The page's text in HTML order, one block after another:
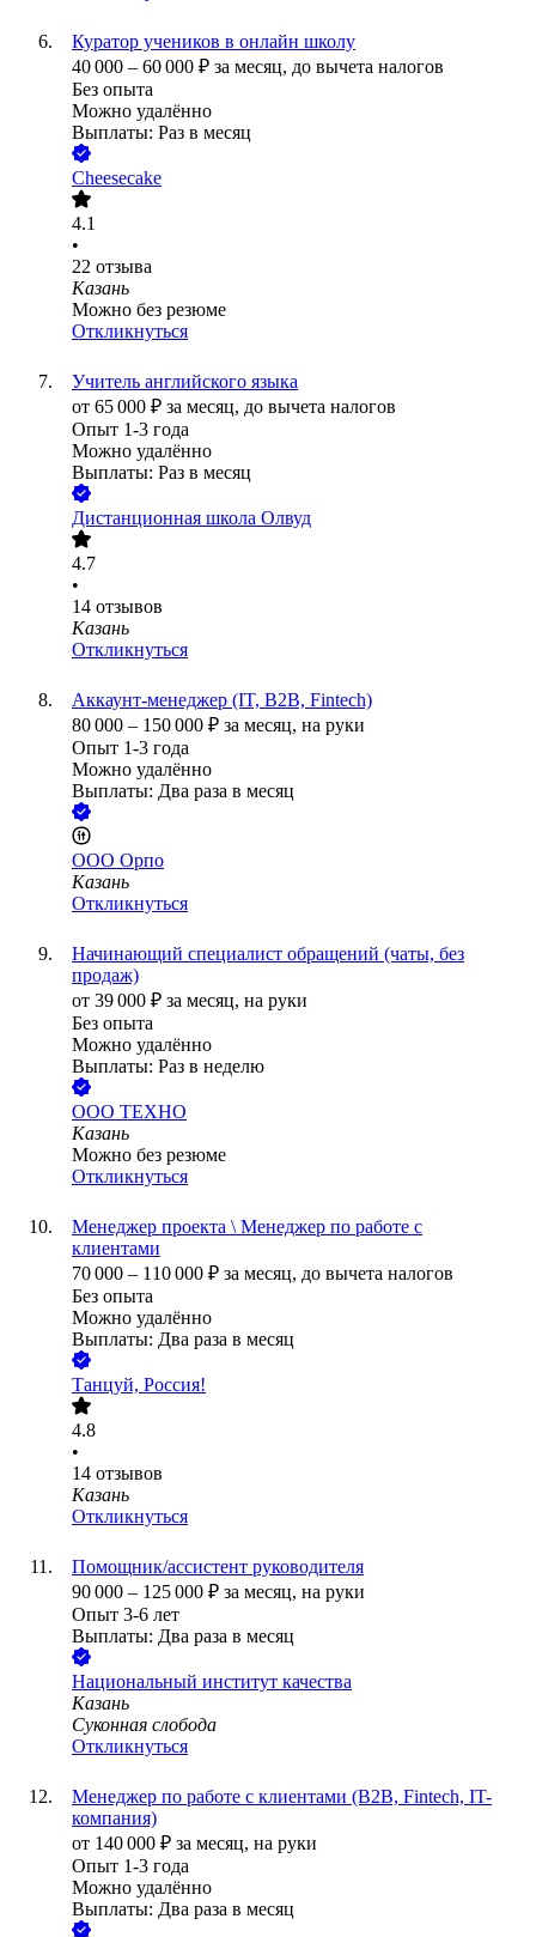
Куратор учеников в онлайн школу
40 000 – 60 000 ₽ за месяц, до вычета налогов
Без опыта
Можно удалённо
Выплаты: Раз в месяц
Cheesecake
4.1
•
22 отзыва
Казань
Можно без резюме
Откликнуться
Учитель английского языка
от 65 000 ₽ за месяц, до вычета налогов
Опыт 1-3 года
Можно удалённо
Выплаты: Раз в месяц
Дистанционная школа Олвуд
4.7
•
14 отзывов
Казань
Откликнуться
Аккаунт-менеджер (IT, В2В, Fintech)
80 000 – 150 000 ₽ за месяц, на руки
Опыт 1-3 года
Можно удалённо
Выплаты: Два раза в месяц
ООО Орпо
Казань
Откликнуться
Начинающий специалист обращений (чаты, без
продаж)
от 39 000 ₽ за месяц, на руки
Без опыта
Можно удалённо
Выплаты: Раз в неделю
ООО ТЕХНО
Казань
Можно без резюме
Откликнуться
Менеджер проекта \ Менеджер по работе с
клиентами
70 000 – 110 000 ₽ за месяц, до вычета налогов
Без опыта
Можно удалённо
Выплаты: Два раза в месяц
Танцуй, Россия!
4.8
•
14 отзывов
Казань
Откликнуться
Помощник/ассистент руководителя
90 000 – 125 000 ₽ за месяц, на руки
Опыт 3-6 лет
Выплаты: Два раза в месяц
Национальный институт качества
Казань
Суконная слобода
Откликнуться
Менеджер по работе с клиентами (В2В, Fintech, IT-
компания)
от 140 000 ₽ за месяц, на руки
Опыт 1-3 года
Можно удалённо
Выплаты: Два раза в месяц